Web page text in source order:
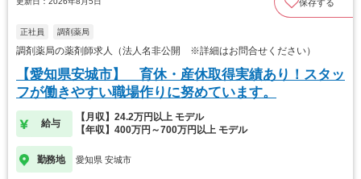
保存する
正社員 調剤薬局
調剤薬局の薬剤師求人（法人名非公開 ※詳細はお問合せください）
【愛知県安城市】 育休・産休取得実績あり！スタッ
フが働きやすい職場作りに努めています。
給与
【月収】24.2万円以上 モデル
【年収】400万円～700万円以上 モデル
勤務地 愛知県 安城市